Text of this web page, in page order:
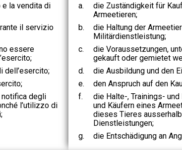
e la vendita di
il servizio
essere
dell’esercito;
notifica degli
l’utilizzo di
a.
die Zuständigkeit für
Armeetieren;
b.
die Haltung der
Militärdienstleistung;
c.
die Voraussetzungen,
gekauft oder gemietet
d.
die Ausbildung und den
e.
den Anspruch auf den
f.
die Halte-, Trainings-
und Käufern eines
dieses Tieres
Dienstleistungen;
g.
die Entschädigung an